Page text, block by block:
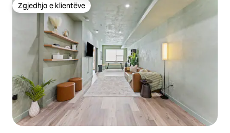
Zgjedhja e klientëve
Zgjedhja e klientëve